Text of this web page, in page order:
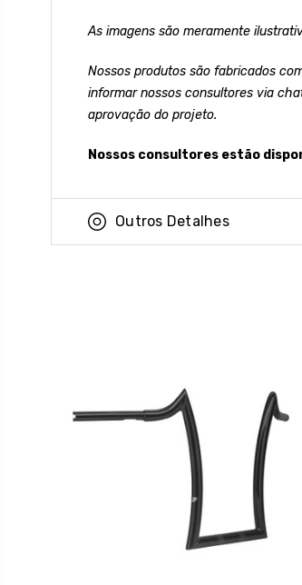
As imagens são meramente
Nossos produtos são fabricados
informar nossos consultores via
aprovação do projeto.
Nossos consultores estão
Outros Detalhes